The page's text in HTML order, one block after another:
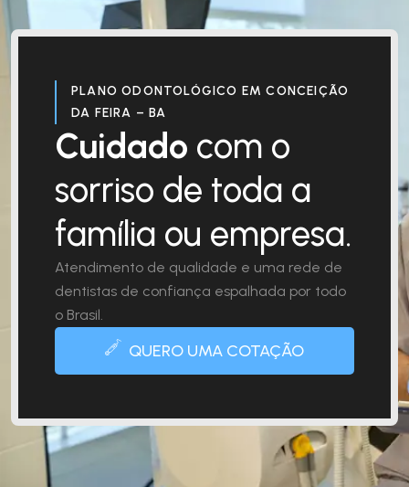
PLANO ODONTOLÓGICO EM CONCEIÇÃO
DA FEIRA – BA
Cuidado com o
sorriso de toda a
família ou empresa.
Atendimento de qualidade e uma rede de
dentistas de confiança espalhada por todo
o Brasil.
QUERO UMA COTAÇÃO